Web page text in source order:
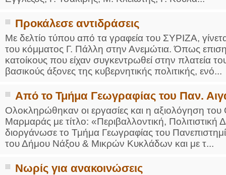
Προκάλεσε αντιδράσεις
Με δελτίο τύπου από τα γραφεία του ΣΥΡΙΖΑ,
του κόμματος Γ. Πάλλη στην Ανεμώτια. Όπως
κατοίκους που είχαν συγκεντρωθεί στην πλατεία
βασικούς άξονες της κυβερνητικής πολιτικής, ενό...
Από το Τμήμα Γεωγραφίας του Παν.
Ολοκληρώθηκαν οι εργασίες και η αξιολόγηση
Μαρμαράς με τίτλο: «Περιβαλλοντική, Πολιτιστική
διοργάνωσε το Τμήμα Γεωγραφίας του
του Δήμου Νάξου & Μικρών Κυκλάδων και με τ...
Νωρίς για ανακοινώσεις